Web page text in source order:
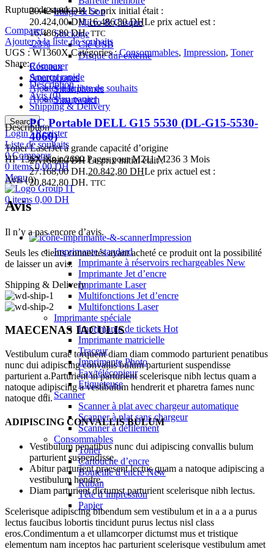
Image & Son
Micro & Casque
Stockage
Clé USB
Disque dur externe
Réseaux
Smartphones
Smartphones
Smartwatch
Search
Login / Register
Liste de souhaits
0 Comparer
0 items 0,00DH
Menu
0items 0,00 DH
20.424,00DH Le prix initial était :
20.424,00 DH.16.486,80DHLe prix actuel est :
16.486,80 DH. TTC
-23%
Comparer
Aperçu rapide
Ajouter à la liste de souhaits
Ajouter au panier
PC Portable DELL G15 5530 (DL-G15-5530-
4060)
27.168,00DH Le prix initial était :
27.168,00 DH.20.842,80 DHLe prix actuel est :
20.842,80 DH. TTC
Impression
Imprimante standard
Imprimante à réservoirs rechargeables New
Imprimante Jet d’encre
Imprimante Laser
Multifonctions Jet d’encre
Multifonctions Laser
Imprimante spéciale
Imprimante de tickets Hot
Imprimante matricielle
Traceur
Imprimante Photo
Fax/télécopieur
Etiqueteuse
Scanner
Scanner à plat avec chargeur automatique
Scanner à plat sans chargeur
Scanner à défilement
Consommables
Toner
Cartouche d’encre
Bouteille d’encreNew
Ruban
Tête d’impression
Papier
Rupture de stock
Comparer
Ajouter à la liste de souhaits
UGS : W1360XCatégories : Consommables, Impression, Toner
Share:
Description
Avis (0)
Shipping & Delivery
Description
Toner LaserJet à grande capacité d’origine
HP 136X Noir 2600 Pages pour M211 M236 3 Mois
Avis (0)
Avis
Il n’y a pas encore d’avis.
Seuls les clients connectés ayant acheté ce produit ont la possibilité
de laisser un avis.
Shipping & Delivery
MAECENAS IACULIS
Vestibulum curae torquent diam diam commodo parturient penatibus
nunc dui adipiscing convallis bulum parturient suspendisse
parturient a.Parturient in parturient scelerisque nibh lectus quam a
natoque adipiscing a vestibulum hendrerit et pharetra fames nunc
natoque dui.
ADIPISCING CONVALLIS BULUM
Vestibulum penatibus nunc dui adipiscing convallis bulum
parturient suspendisse.
Abitur parturient praesent lectus quam a natoque adipiscing a
vestibulum hendre.
Diam parturient dictumst parturient scelerisque nibh lectus.
Scelerisque adipiscing bibendum sem vestibulum et in a a a purus
lectus faucibus lobortis tincidunt purus lectus nisl class
eros.Condimentum a et ullamcorper dictumst mus et tristique
elementum nam inceptos hac parturient scelerisque vestibulum amet